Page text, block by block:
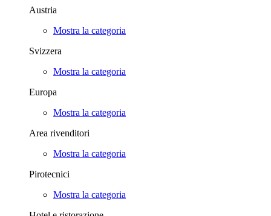
Austria
Mostra la categoria
Svizzera
Mostra la categoria
Europa
Mostra la categoria
Area rivenditori
Mostra la categoria
Pirotecnici
Mostra la categoria